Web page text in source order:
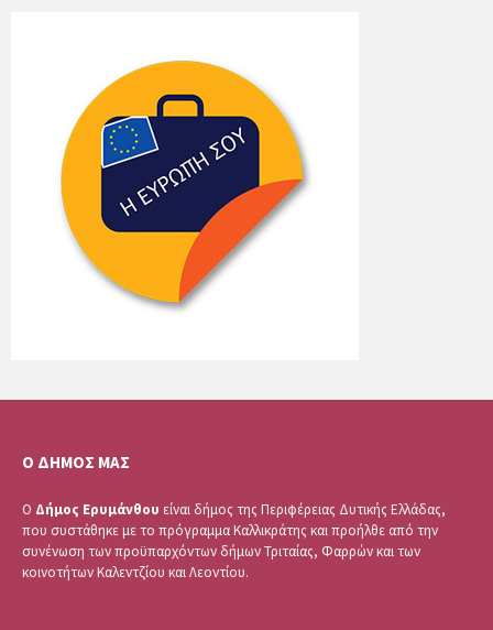
Ο ΔΗΜΟΣ ΜΑΣ
Ο Δήμος Ερυμάνθου είναι δήμος της Περιφέρειας Δυτικής Ελλάδας,
που συστάθηκε με το πρόγραμμα Καλλικράτης και προήλθε από την
συνένωση των προϋπαρχόντων δήμων Τριταίας, Φαρρών και των
κοινοτήτων Καλεντζίου και Λεοντίου.